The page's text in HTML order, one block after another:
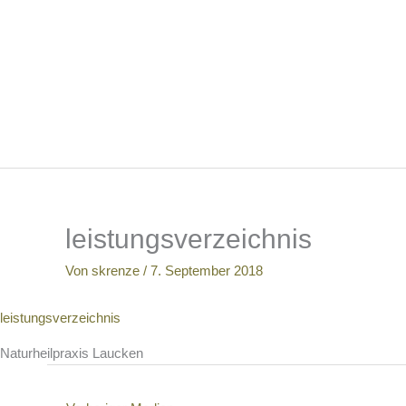
leistungsverzeichnis
Von skrenze / 7. September 2018
leistungsverzeichnis
Naturheilpraxis Laucken